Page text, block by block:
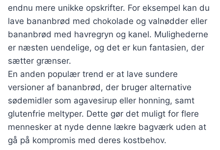
endnu mere unikke opskrifter. For eksempel kan du
lave bananbrød med chokolade og valnødder eller
bananbrød med havregryn og kanel. Mulighederne
er næsten uendelige, og det er kun fantasien, der
sætter grænser.
En anden populær trend er at lave sundere
versioner af bananbrød, der bruger alternative
sødemidler som agavesirup eller honning, samt
glutenfrie meltyper. Dette gør det muligt for flere
mennesker at nyde denne lækre bagværk uden at
gå på kompromis med deres kostbehov.